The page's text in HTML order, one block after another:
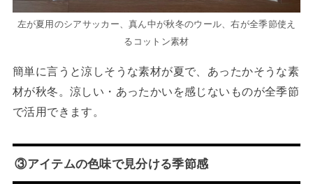
左が夏用のシアサッカー、真ん中が秋冬のウール、右が全季節使え
るコットン素材
簡単に言うと涼しそうな素材が夏で、あったかそうな素
材が秋冬。涼しい・あったかいを感じないものが全季節
で活用できます。
③アイテムの色味で見分ける季節感